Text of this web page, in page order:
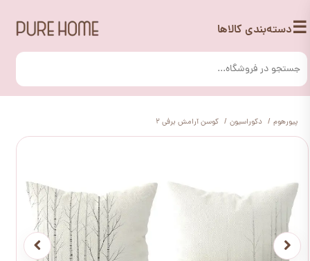
☰دسته‌بندی کالاها
پیورهوم دکوراسیون کوسن آرامش برفی 2